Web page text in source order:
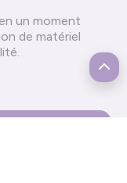
un moment
de matériel